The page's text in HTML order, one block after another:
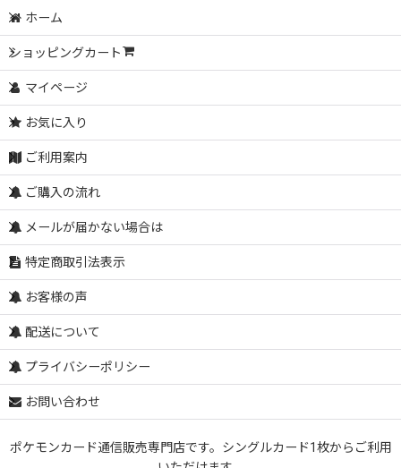
ホーム
ショッピングカート
マイページ
お気に入り
ご利用案内
ご購入の流れ
メールが届かない場合は
特定商取引法表示
お客様の声
配送について
プライバシーポリシー
お問い合わせ
ポケモンカード通信販売専門店です。シングルカード1枚からご利用